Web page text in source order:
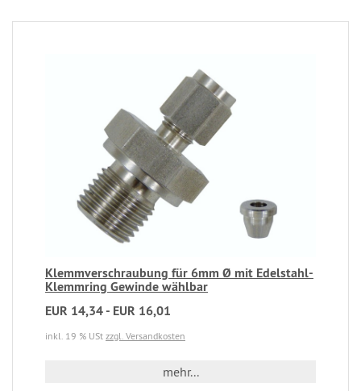
Klemmverschraubung für 6mm Ø mit Edelstahl-
Klemmring Gewinde wählbar
EUR 14,34 - EUR 16,01
inkl. 19 % USt zzgl. Versandkosten
mehr...